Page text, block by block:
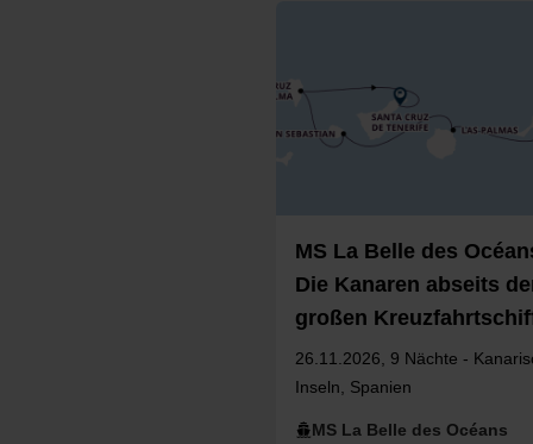
MS La Belle des
Die Kanaren abseits
großen
26.11.2026, 9 Nächte -
Inseln, Spanien
MS La Belle des Océans